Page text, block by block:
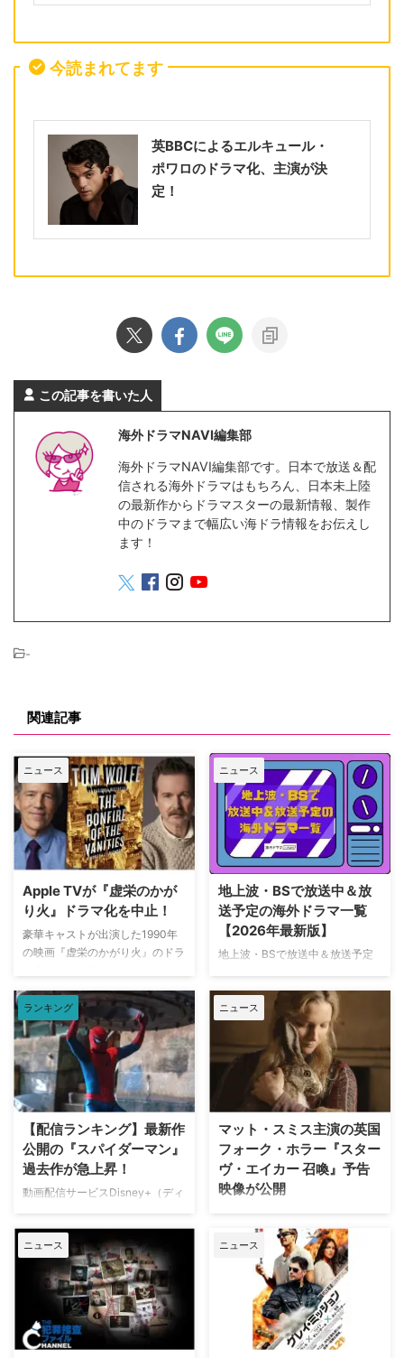
今読まれてます
英BBCによるエルキュール・
ポワロのドラマ化、主演が決
定！
この記事を書いた人
海外ドラマNAVI編集部
海外ドラマNAVI編集部です。日本で放送＆配
信される海外ドラマはもちろん、日本未上陸
の最新作からドラマスターの最新情報、製作
中のドラマまで幅広い海ドラ情報をお伝えし
ます！
-
関連記事
ニュース
Apple TVが『虚栄のかが
り火』ドラマ化を中止！
豪華キャストが出演した1990年
の映画『虚栄のかがり火』のドラ
たが、頓挫したことが明らかにな
った。米Deadlineが報じてい
る。 鬼門らしく一筋縄ではいか
ず 原作は、1987年に出版された
トム・ウルフのベストセラー小説
「虚栄の篝火」。1980年代のニ
ューヨークの上流社会を辛辣に風
刺した作品だ。ウォール街で台頭
したトレーダーたち、その華奢な
妻や愛人、そして富裕層が住むマ
ンハッタンと周辺の貧困な地区と
の間にくすぶる人種間の緊張を描
ニュース
地上波・BSで放送中＆放
送予定の海外ドラマ一覧
【2026年最新版】
地上波・BSで放送中＆放送予定
時更新） NHK・NHK BSで放送
中＆放送予定の海外ドラマ 海外
ドラマ『DOC（ドック） あす
へのカルテ』 NHK BSプレミアム
4K｜毎週（木） 17：00～ イタ
リア発！ 12年間の記憶を失った
エリート医師の物語。 原作 ピエ
ルダンテ・ピッチョーニ キャス
ト ルカ・アルジェンテーロ、マ
ティルデ・ジョリ、サラ・ラッザ
ーロ ほか ≫≫『DOC（ドッ
ク）3 あすへのカルテ』詳細 海
すへのカルテ』 総合｜毎週
（日） …
ランキング
【配信ランキング】最新作
公開の『スパイダーマン』
過去作が急上昇！
動画配信サービスDisney+（ディ
気ランキングをご紹介する。 デ
ィズニープラス人気ランキング
TOP10【2026年8月7日】 ディズ
ニープラス本日のTOP10は下記
の通り（2026年8月7日時点）。
スパイダーマン：ノー・ウェイ・
ホーム 殺し屋たちの店 スパイダ
ーマン：ホームカミング 私がビ
ニュース
マット・スミス主演の英国
フォーク・ホラー『スター
ヴ・エイカー 召喚』予告
映像が公開
英国ヨークシャー地方を舞台に、
土地の伝承と家族の崩壊を描くフ
ォーク・ホラー映画『スターヴ・
エイカー 召喚』。公開に先駆け
て、不穏な空気が漂う日本版予告
映像と、英国らしい曇天の世界観
が印象的な場面写真が一挙に公開
された。 土地に眠る伝承と家族
ニュース ニュース